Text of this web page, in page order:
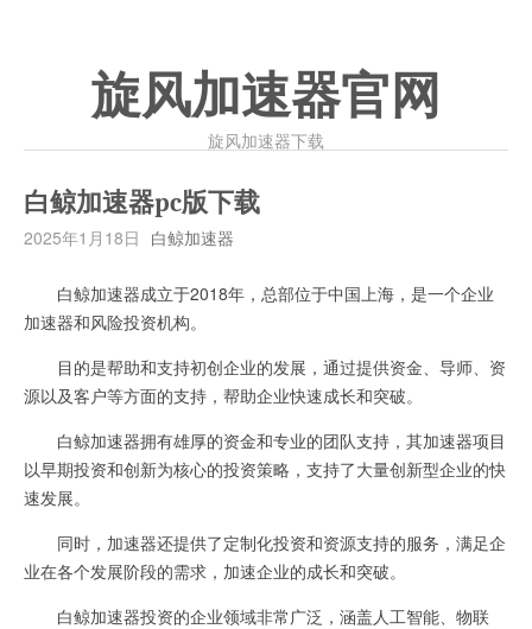
旋风加速器官网
旋风加速器下载
白鲸加速器pc版下载
2025年1月18日 白鲸加速器
白鲸加速器成立于2018年，总部位于中国上海，是一个企业
加速器和风险投资机构。
目的是帮助和支持初创企业的发展，通过提供资金、导师、资
源以及客户等方面的支持，帮助企业快速成长和突破。
白鲸加速器拥有雄厚的资金和专业的团队支持，其加速器项目
以早期投资和创新为核心的投资策略，支持了大量创新型企业的快
速发展。
同时，加速器还提供了定制化投资和资源支持的服务，满足企
业在各个发展阶段的需求，加速企业的成长和突破。
白鲸加速器投资的企业领域非常广泛，涵盖人工智能、物联